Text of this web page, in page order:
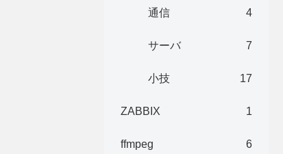
通信 4
サーバ 7
小技 17
ZABBIX 1
ffmpeg 6